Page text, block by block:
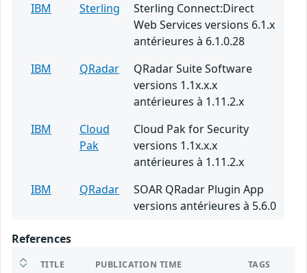
IBM Sterling
Sterling Connect:Direct
Web Services versions 6.1.x
antérieures à 6.1.0.28
IBM
QRadar
QRadar Suite Software
versions 1.1x.x.x
antérieures à 1.11.2.x
IBM
Cloud
Pak
Cloud Pak for Security
versions 1.1x.x.x
antérieures à 1.11.2.x
IBM
QRadar
SOAR QRadar Plugin App
versions antérieures à 5.6.0
References
TITLE PUBLICATION TIME TAGS